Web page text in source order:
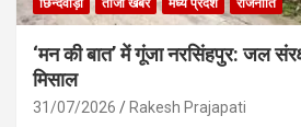
छिन्दवाड़ा ताजा खबर मध्य प्रदेश राजनीति
‘मन की बात’ में गूंजा नरसिंहपुर: जल
मिसाल
31/07/2026 Rakesh Prajapati